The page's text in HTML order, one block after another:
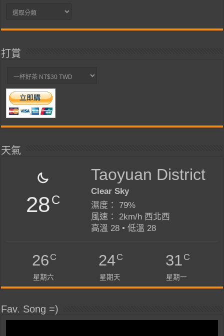
分
打賞
天氣
28C
Taoyuan District
Clear Sky
濕度： 79%
風速： 2km/h 西北西
高溫 28 • 低溫 28
26C
星期六
24C
星期天
31C
星期一
Fav. Song =)